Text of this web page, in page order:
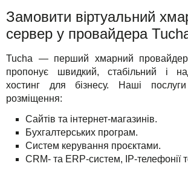
Замовити віртуальний
сервер у провайдера
Tucha — перший хмарний провайдер
пропонує швидкий, стабільний і
хостинг для бізнесу. Наші
розміщення:
Сайтів та інтернет-магазинів.
Бухгалтерських програм.
Систем керування проєктами.
CRM- та ERP-систем, IP-телефонії